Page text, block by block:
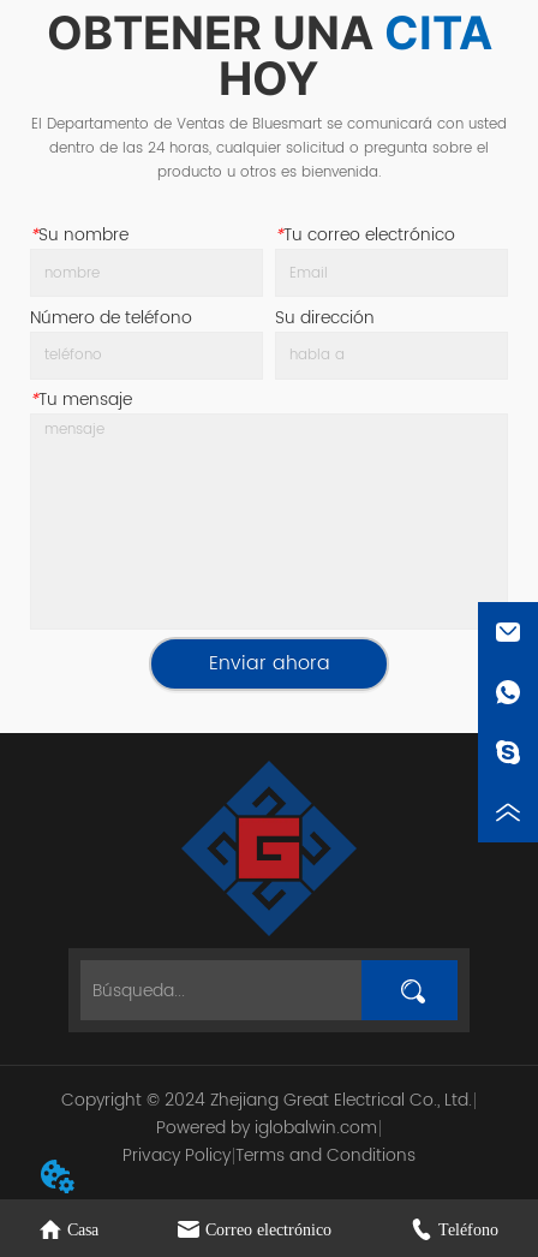
OBTENER UNA CITA
HOY
El Departamento de Ventas de Bluesmart se comunicará con usted
dentro de las 24 horas, cualquier solicitud o pregunta sobre el
producto u otros es bienvenida.
*Su nombre *Tu correo electrónico
Número de teléfono Su dirección
*Tu mensaje
Enviar ahora
Casa Correo electrónico Teléfono
Copyright © 2024 Zhejiang Great Electrical Co., Ltd.
Powered by iglobalwin.com
Privacy PolicyTerms and Conditions